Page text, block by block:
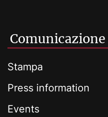
Stampa
Press information
Events